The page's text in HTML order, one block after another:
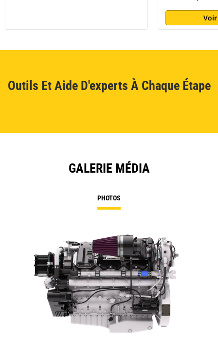
Outils Et Aide D'experts À Chaque Étape
GALERIE MÉDIA
PHOTOS